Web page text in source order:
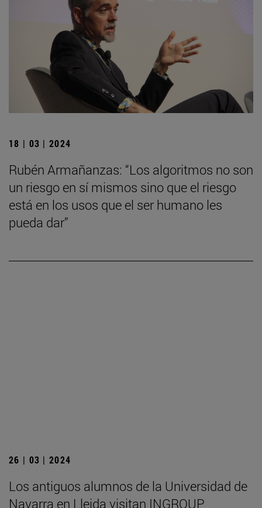
18 | 03 | 2024
Rubén Armañanzas: “Los algoritmos no son
un riesgo en sí mismos sino que el riesgo
está en los usos que el ser humano les
pueda dar”
26 | 03 | 2024
Los antiguos alumnos de la Universidad de
Navarra en Lleida visitan INGROUP